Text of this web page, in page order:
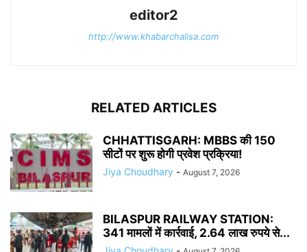
editor2
http://www.khabarchalisa.com
RELATED ARTICLES
CHHATTISGARH: MBBS की 150
सीटों पर शुरू होगी प्रवेश प्रक्रिया!
Jiya Choudhary - August 7, 2026
BILASPUR RAILWAY STATION:
341 मामलों में कार्रवाई, 2.64 लाख रुपये से...